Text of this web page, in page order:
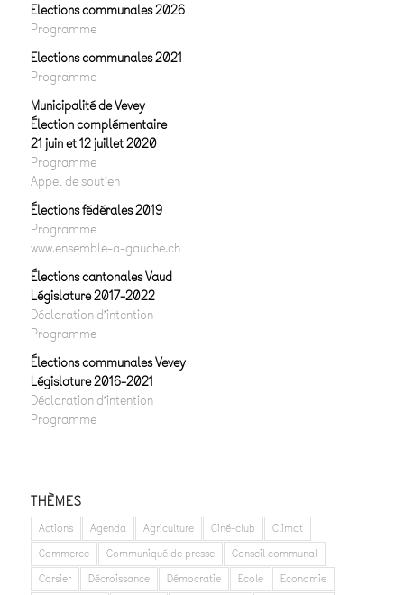
Elections communales 2026
Programme
Elections communales 2021
Programme
Municipalité de Vevey
Élection complémentaire
21 juin et 12 juillet 2020
Programme
Appel de soutien
Élections fédérales 2019
Programme
www.ensemble-a-gauche.ch
Élections cantonales Vaud
Législature 2017-2022
Déclaration d’intention
Programme
Élections communales Vevey
Législature 2016-2021
Déclaration d’intention
Programme
THÈMES
Actions Agenda Agriculture Ciné-club
Climat
Commerce
Communiqué de presse
Conseil communal
Corsier
Décroissance Démocratie Ecole
Economie